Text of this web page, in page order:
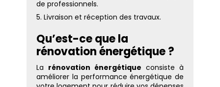
de professionnels.
Livraison et réception des travaux.
Qu’est-ce que la
rénovation énergétique ?
La rénovation énergétique consiste à
améliorer la performance énergétique de